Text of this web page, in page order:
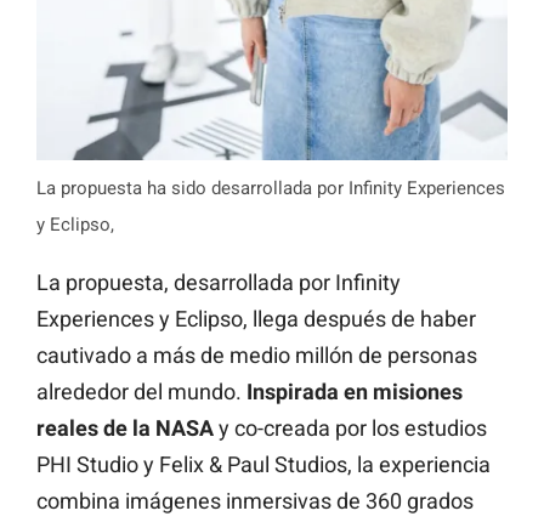
La propuesta ha sido desarrollada por Infinity Experiences
y Eclipso,
La propuesta, desarrollada por Infinity
Experiences y Eclipso, llega después de haber
cautivado a más de medio millón de personas
alrededor del mundo. Inspirada en misiones
reales de la NASAy co-creada por los estudios
PHI Studio y Felix & Paul Studios, la experiencia
combina imágenes inmersivas de 360 grados